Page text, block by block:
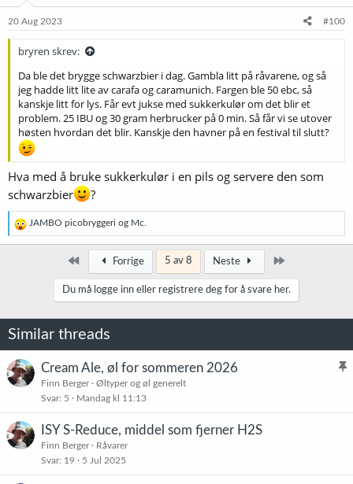
e
20 Aug 2023 #100
bryren skrev:
Da ble det brygge schwarzbier i dag. Gambla litt på råvarene, og så
jeg hadde litt lite av carafa og caramunich. Fargen ble 50 ebc, så
kanskje litt for lys. Får evt jukse med sukkerkulør om det blir et
problem. 25 IBU og 30 gram herbrucker på 0 min. Så får vi se utover
høsten hvordan det blir. Kanskje den havner på en festival til slutt?
Hva med å bruke sukkerkulør i en pils og servere den som
schwarzbier
?
R
e
a
r
JAMBO picobryggeri og Mc.
Først Forrige 5 av 8 Neste
Du må logge inn eller registrere deg for å svare her.
Similar threads
K
Cream Ale, øl for sommeren 2026
Finn Berger
Øltyper og øl generelt
Svar 5 Mandag kl 11:13
ISY S-Reduce, middel som fjerner H2S
Finn Berger
Råvarer
Svar 19 5 Jul 2025